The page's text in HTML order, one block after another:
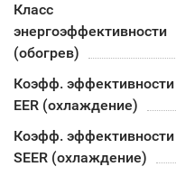
Класс
энергоэффективности
(обогрев)
Коэфф. эффективности
EER (охлаждение)
Коэфф. эффективности
SEER (охлаждение)